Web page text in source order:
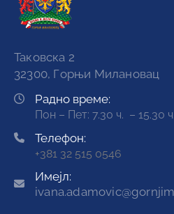
Таковска 2
32300, Горњи Милановац
Радно време:
Пон – Пет: 7.30 ч. – 15.30 ч.
Телефон:
+381 32 515 0546
Имејл: